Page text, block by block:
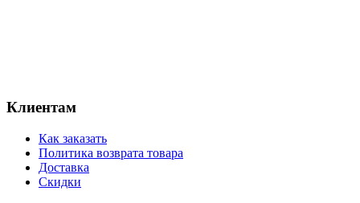
Клиентам
Как заказать
Политика возврата товара
Доставка
Скидки